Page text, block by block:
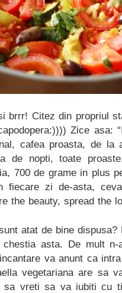
brrr! Citez din propriul
Zice asa:
cafea proasta, de la
de nopti, toate
700 de grame in plus
fiecare zi de-asta,
the beauty, spread the
atat de bine
asta. De mult n-
va anunt ca
vegetariana are sa
vreti sa va iubiti cu